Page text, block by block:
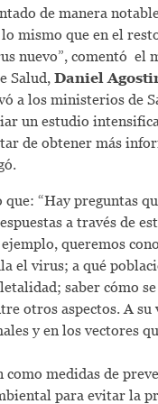
de manera
mismo que en el
nuevo”, comentó el
Salud, Daniel
a los ministerios de
un estudio
de obtener más
que: “Hay preguntas
a través de
queremos
el virus; a qué
saber cómo
otros aspectos. A su
y en los vectores
como medidas de
para evitar la